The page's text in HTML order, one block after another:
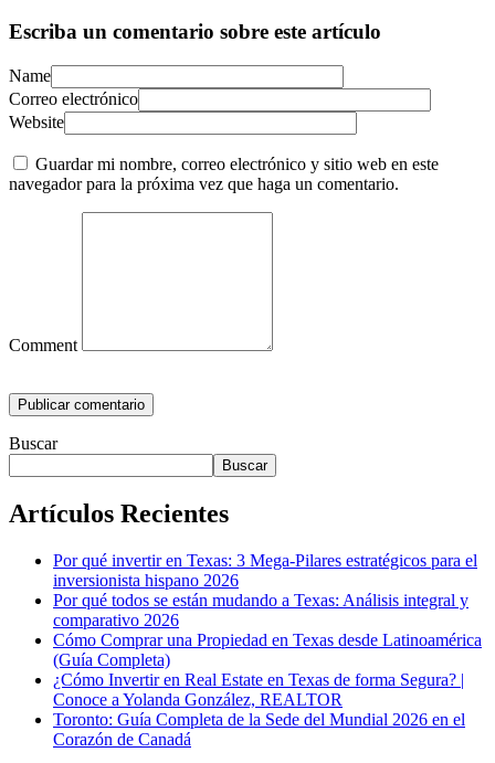
Escriba un comentario sobre este artículo
Name
Correo electrónico
Website
Guardar mi nombre, correo electrónico y sitio web en este
navegador para la próxima vez que haga un comentario.
Comment
Buscar
Buscar
Artículos Recientes
Por qué invertir en Texas: 3 Mega-Pilares estratégicos para el
inversionista hispano 2026
Por qué todos se están mudando a Texas: Análisis integral y
comparativo 2026
Cómo Comprar una Propiedad en Texas desde Latinoamérica
(Guía Completa)
¿Cómo Invertir en Real Estate en Texas de forma Segura? |
Conoce a Yolanda González, REALTOR
Toronto: Guía Completa de la Sede del Mundial 2026 en el
Corazón de Canadá